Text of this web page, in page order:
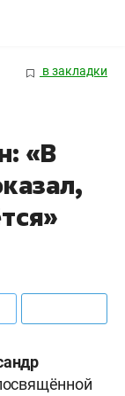
в закладки
«В